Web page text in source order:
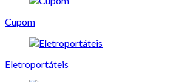
Cupom
Eletroportáteis